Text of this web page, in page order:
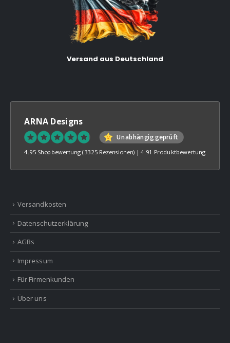
Versand aus Deutschland
ARNA Designs
Unabhängig geprüft
4.95 Shopbewertung (3325 Rezensionen) |4.91 Produktbewertung
Versandkosten
Datenschutzerklärung
AGBs
Impressum
Für Firmenkunden
Über uns